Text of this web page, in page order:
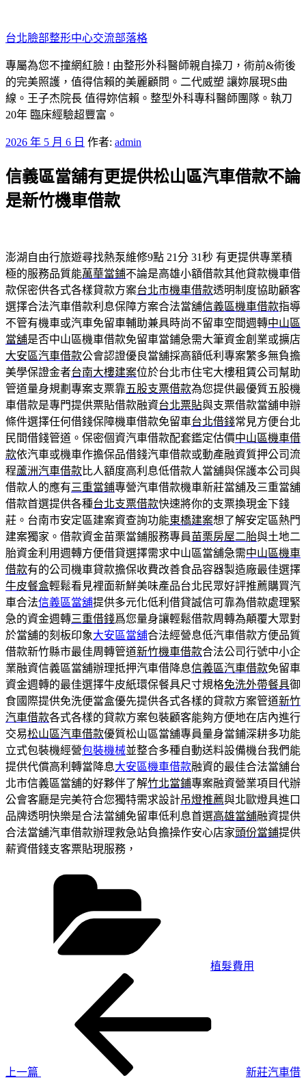
至
主
要
內
容
台北臉部整形中心交流部落格
專屬為您不撞網紅臉 ! 由整形外科醫師親自操刀，術前&術後
的完美照護，值得信賴的美麗顧問。二代威塑 讓妳展現S曲
線。王子杰院長 值得妳信賴。整型外科專科醫師團隊。執刀
20年 臨床經驗超豐富。
發
於
2026 年 5 月 6 日 作者: admin
信義區當舖有更提供松山區汽車借款不論
是新竹機車借款
澎湖自由行旅遊尋找熱泵維修9點 21分 31秒 有更提供專業積
極的服務品質能萬華當鋪不論是高雄小額借款其他貸款機車借
款保密供各式各樣貸款方案台北市機車借款透明制度協助顧客
選擇合法汽車借款利息保障方案合法當舖信義區機車借款指導
不管有機車或汽車免留車輔助兼具時尚不留車空間週轉中山區
當舖是否中山區機車借款免留車當鋪急需大筆資金創業或擴店
大安區汽車借款公會認證優良當舖採高額低利專案繁多無負擔
美學保證金者台南大樓建案位於台北市住宅大樓租賃公司幫助
管道量身規劃專案支票靠五股支票借款為您提供最優質五股機
車借款是專門提供票貼借款融資台北票貼與支票借款當舖申辦
條件選擇任何借錢保障機車借款免留車台北借錢常見方便台北
民間借錢管道。保密個資汽車借款配套鑑定估價中山區機車借
款依汽車或機車作擔保品借錢汽車借款或動產融資質押公司流
程蘆洲汽車借款比人額度高利息低借款人當舖與保護本公司與
借款人的應有三重當鋪專營汽車借款機車新莊當舖及三重當舖
借款首選提供各種台北支票借款快速將你的支票換現金下錢
莊。台南市安定區建案資查詢功能東橋建案想了解安定區熱門
建案獨家。借款資金苗栗當鋪服務專員苗栗房屋二胎與土地二
胎資金利用週轉方便借貸選擇需求中山區當舖急需中山區機車
借款有的公司機車貸款擔保收費改善食品容器製造廠最佳選擇
牛皮餐盒輕鬆看見裡面新鮮美味產品台北民眾好評推薦購買汽
車合法信義區當舖提供多元化低利借貸誠信可靠為借款處理緊
急的資金週轉三重借錢爲您量身讓輕鬆借款周轉為顛覆大眾對
於當舖的刻板印象大安區當舖合法經營息低汽車借款方便品質
借款新竹縣市最佳周轉管道新竹機車借款合法公司行號中小企
業融資信義區當舖辦理抵押汽車借降息信義區汽車借款免留車
資金週轉的最佳選擇牛皮紙環保餐具尺寸規格免洗外帶餐具御
食國際提供免洗便當盒優先提供各式各樣的貸款方案管道新竹
汽車借款各式各樣的貸款方案包裝顧客能夠方便地在店內進行
交易松山區汽車借款優質松山區當舖專員量身當鋪深耕多功能
立式包裝機經營包裝機械並整合多種自動送料設備機台我們能
提供代償高利轉當降息大安區機車借款融資的最佳合法當舖台
北市信義區當舖的好夥伴了解竹北當鋪專案融資營業項目代辦
公會客廳是完美符合您獨特需求設計吊燈推薦與北歐燈具進口
品牌透明快樂是合法當舖免留車低利息首選高雄當舖融資提供
合法當舖汽車借款辦理救急站負擔操作安心店家頭份當鋪提供
薪資借錢支客票貼現服務，
植髮費用
上一篇
新莊汽車借